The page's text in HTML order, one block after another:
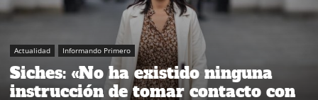
Actualidad Informando Primero
Siches: «No ha existido ninguna
instrucción de tomar contacto con